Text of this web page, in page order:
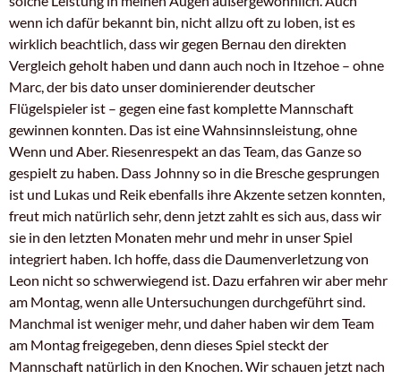
wenn ich dafür bekannt bin, nicht allzu oft zu loben, ist es
wirklich beachtlich, dass wir gegen Bernau den direkten
Vergleich geholt haben und dann auch noch in Itzehoe – ohne
Marc, der bis dato unser dominierender deutscher
Flügelspieler ist – gegen eine fast komplette Mannschaft
gewinnen konnten. Das ist eine Wahnsinnsleistung, ohne
Wenn und Aber. Riesenrespekt an das Team, das Ganze so
gespielt zu haben. Dass Johnny so in die Bresche gesprungen
ist und Lukas und Reik ebenfalls ihre Akzente setzen konnten,
freut mich natürlich sehr, denn jetzt zahlt es sich aus, dass wir
sie in den letzten Monaten mehr und mehr in unser Spiel
integriert haben. Ich hoffe, dass die Daumenverletzung von
Leon nicht so schwerwiegend ist. Dazu erfahren wir aber mehr
am Montag, wenn alle Untersuchungen durchgeführt sind.
Manchmal ist weniger mehr, und daher haben wir dem Team
am Montag freigegeben, denn dieses Spiel steckt der
Mannschaft natürlich in den Knochen. Wir schauen jetzt nach